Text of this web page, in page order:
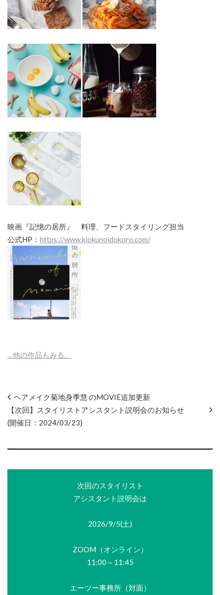
映画『記憶の居所』 料理、フードスタイリング担当
公式HP： https://www.kiokunoidokoro.com/
…他の作品もみる。
ヘアメイク菊地身季慧 のMOVIE追加更新
【次回】スタイリストアシスタント説明会のお知らせ
(開催日：2024/03/23)
次回のスタイリスト
アシスタント説明会は
2026/9/5(土)
ZOOM（オンライン）
11:00～11:45
エーツー事務所（対面）